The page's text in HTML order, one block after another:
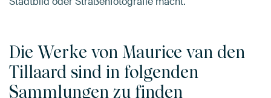
Die Werke von Maurice van den
Tillaard sind in folgenden
Sammlungen zu finden